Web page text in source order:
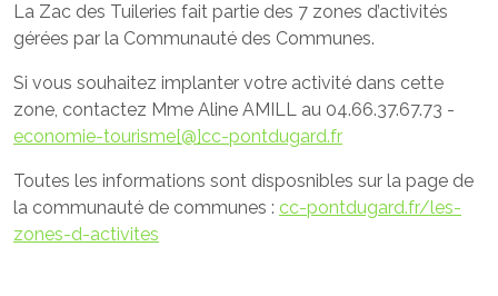
La Zac des Tuileries fait partie des 7 zones d’activités
gérées par la Communauté des Communes.
Si vous souhaitez implanter votre activité dans cette
zone, contactez Mme Aline AMILL au 04.66.37.67.73 -
economie-tourisme[@]cc-pontdugard.fr
Toutes les informations sont disposnibles sur la page de
la communauté de communes : cc-pontdugard.fr/les-
zones-d-activites